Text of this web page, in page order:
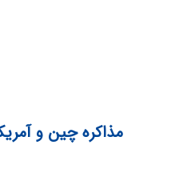
مذاکره چین و